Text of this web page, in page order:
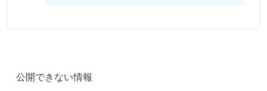
公開できない情報